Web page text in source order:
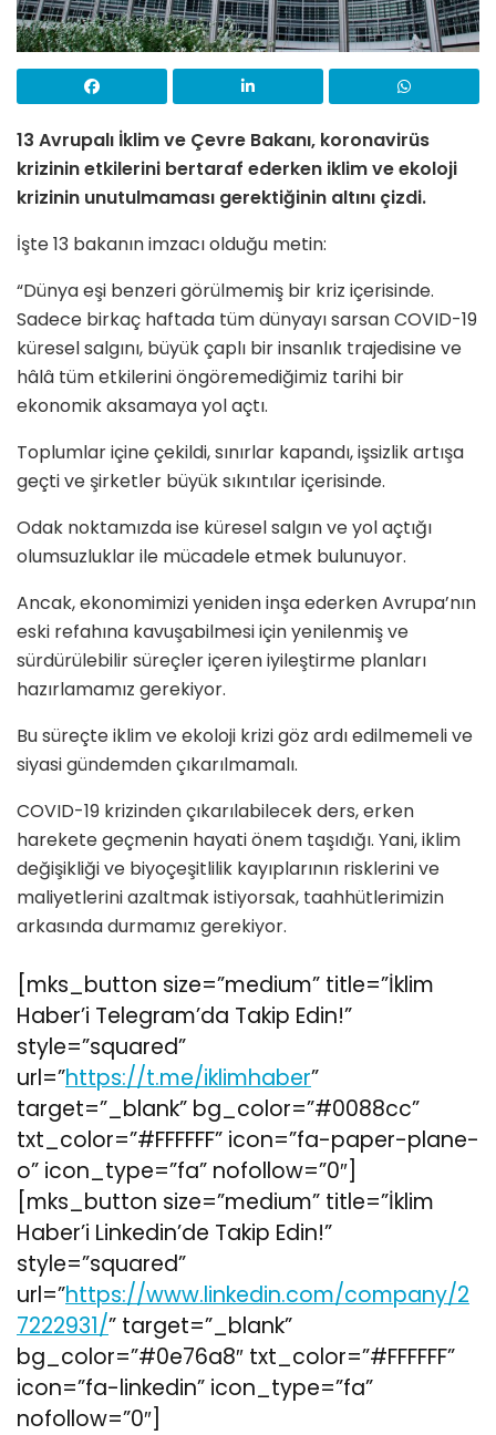
13 Avrupalı İklim ve Çevre Bakanı, koronavirüs
krizinin etkilerini bertaraf ederken iklim ve ekoloji
krizinin unutulmaması gerektiğinin altını çizdi.
İşte 13 bakanın imzacı olduğu metin:
“Dünya eşi benzeri görülmemiş bir kriz içerisinde.
Sadece birkaç haftada tüm dünyayı sarsan COVID-19
küresel salgını, büyük çaplı bir insanlık trajedisine ve
hâlâ tüm etkilerini öngöremediğimiz tarihi bir
ekonomik aksamaya yol açtı.
Toplumlar içine çekildi, sınırlar kapandı, işsizlik artışa
geçti ve şirketler büyük sıkıntılar içerisinde.
Odak noktamızda ise küresel salgın ve yol açtığı
olumsuzluklar ile mücadele etmek bulunuyor.
Ancak, ekonomimizi yeniden inşa ederken Avrupa’nın
eski refahına kavuşabilmesi için yenilenmiş ve
sürdürülebilir süreçler içeren iyileştirme planları
hazırlamamız gerekiyor.
Bu süreçte iklim ve ekoloji krizi göz ardı edilmemeli ve
siyasi gündemden çıkarılmamalı.
COVID-19 krizinden çıkarılabilecek ders, erken
harekete geçmenin hayati önem taşıdığı. Yani, iklim
değişikliği ve biyoçeşitlilik kayıplarının risklerini ve
maliyetlerini azaltmak istiyorsak, taahhütlerimizin
arkasında durmamız gerekiyor.
[mks_button size=”medium” title=”İklim
Haber’i Telegram’da Takip Edin!”
style=”squared”
url=”https://t.me/iklimhaber”
target=”_blank” bg_color=”#0088cc”
txt_color=”#FFFFFF” icon=”fa-paper-plane-
o” icon_type=”fa” nofollow=”0″]
[mks_button size=”medium” title=”İklim
Haber’i Linkedin’de Takip Edin!”
style=”squared”
url=”https://www.linkedin.com/company/2
7222931/” target=”_blank”
bg_color=”#0e76a8″ txt_color=”#FFFFFF”
icon=”fa-linkedin” icon_type=”fa”
nofollow=”0″]